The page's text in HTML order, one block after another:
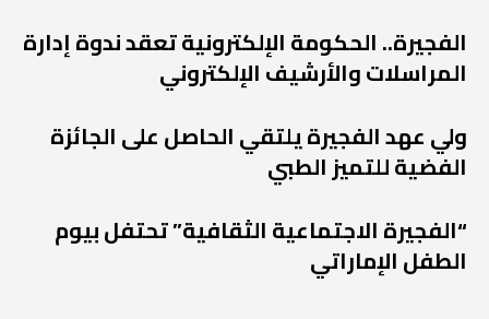
الفجيرة.. الحكومة الإلكترونية تعقد ندوة إدارة
المراسلات والأرشيف الإلكتروني
ولي عهد الفجيرة يلتقي الحاصل على الجائزة
الفضية للتميز الطبي
“الفجيرة الاجتماعية الثقافية” تحتفل بيوم
الطفل الإماراتي